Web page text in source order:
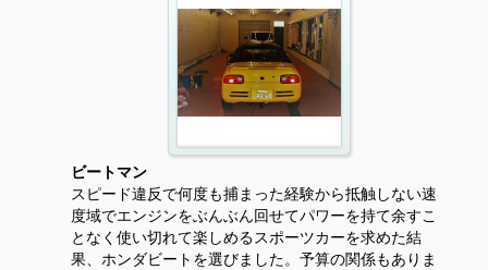
ビートマン
スピード違反で何度も捕まった経験から抵触しない速
度域でエンジンをぶんぶん回せてパワーを持て余すこ
となく使い切れて楽しめるスポーツカーを求めた結
果、ホンダビートを選びました。予算の関係もありま